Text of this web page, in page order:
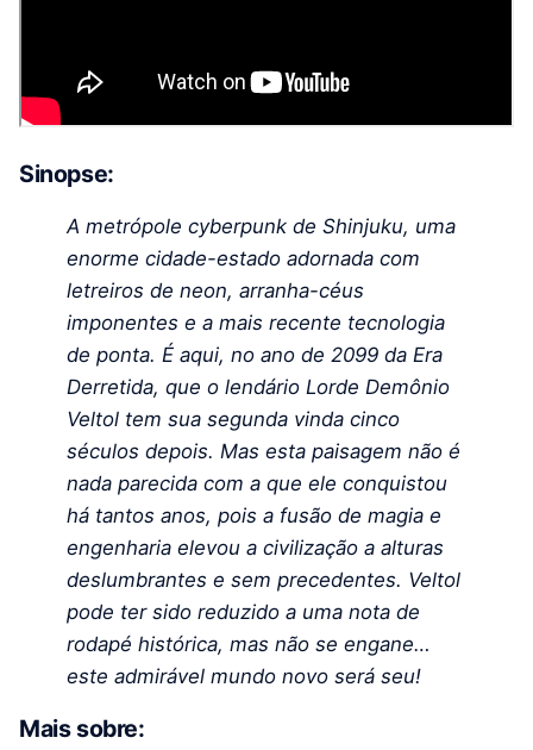
Sinopse:
A metrópole cyberpunk de Shinjuku, uma
enorme cidade-estado adornada com
letreiros de neon, arranha-céus
imponentes e a mais recente tecnologia
de ponta. É aqui, no ano de 2099 da Era
Derretida, que o lendário Lorde Demônio
Veltol tem sua segunda vinda cinco
séculos depois. Mas esta paisagem não é
nada parecida com a que ele conquistou
há tantos anos, pois a fusão de magia e
engenharia elevou a civilização a alturas
deslumbrantes e sem precedentes. Veltol
pode ter sido reduzido a uma nota de
rodapé histórica, mas não se engane…
este admirável mundo novo será seu!
Mais sobre: